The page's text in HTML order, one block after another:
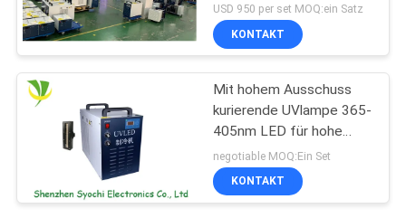
USD 950 per set MOQ:ein Satz
KONTAKT
Mit hohem Ausschuss
kurierende UVlampe 365-
405nm LED für hohe
Leistungsfähigkeits-
kurierende UVmaschine
negotiable MOQ:Ein Set
KONTAKT